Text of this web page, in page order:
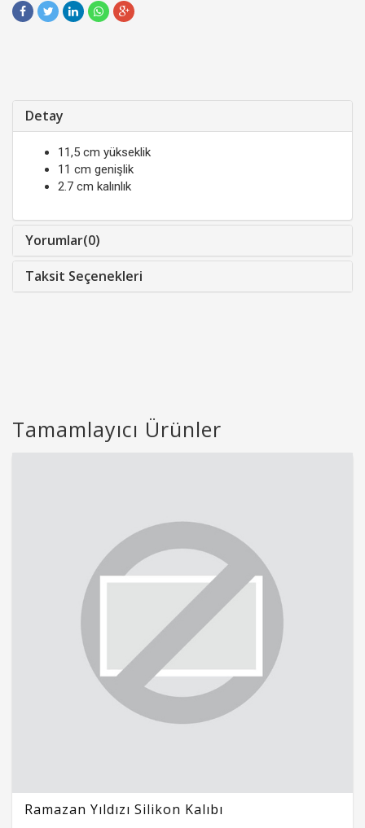
Detay
11,5 cm yükseklik
11 cm genişlik
2.7 cm kalınlık
Yorumlar(0)
Taksit Seçenekleri
Tamamlayıcı Ürünler
Ramazan Yıldızı Silikon Kalıbı